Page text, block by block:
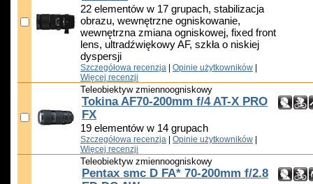
22 elementów w 17 grupach, stabilizacja
obrazu, wewnętrzne ogniskowanie,
wewnętrzna zmiana ogniskowej, fixed front
lens, ultradźwiękowy AF, szkła o niskiej
dyspersji
Szczegółowa recenzja Opinie użytkowników
Więcej recenzji
Teleobiektyw zmiennoogniskowy
Tokina AF70-200mm f/4 AT-X PRO
FX
19 elementów w 14 grupach
Szczegółowa recenzja Opinie użytkowników
Więcej recenzji
Teleobiektyw zmiennoogniskowy
Pentax smc D FA* 70-200mm f/2.8